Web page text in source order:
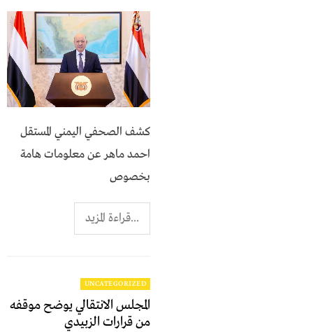
كشف الصحفي اليمني المستقل
احمد ماهر عن معلومات هامة
بخصوص
...قراءة المزيد
UNCATEGORIZED
المجلس الانتقالي يوضح موقفه
من قرارات الزبيدي